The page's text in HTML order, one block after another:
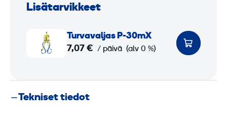
Lisätarvikkeet
a
­
Turva­valjas P-30mX
7,07 € / päivä (alv 0 %)
Tekniset tiedot